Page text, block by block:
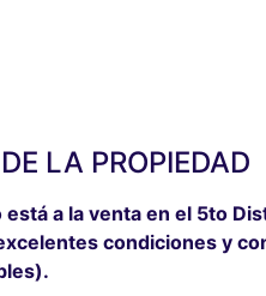
LA PROPIEDAD
a la venta en el 5to
condiciones y